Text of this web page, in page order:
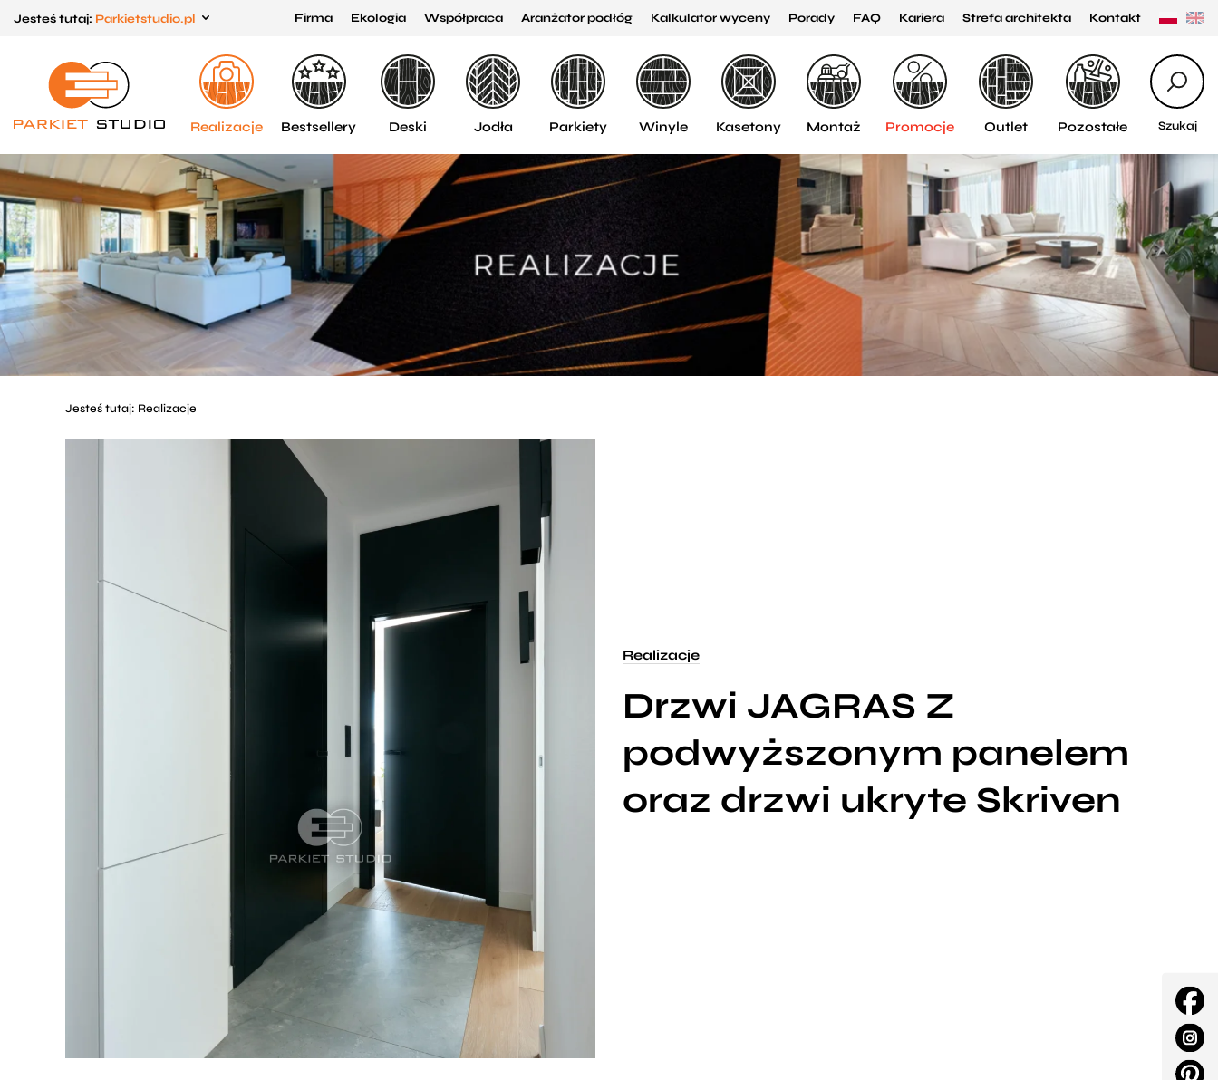
do menu
głównego
do
menu
w
stopce
Jesteś tutaj: Parkietstudio.pl Firma Ekologia Współpraca Aranżator podłóg Kalkulator wyceny Porady FAQ Kariera Strefa architekta Kontakt
Szukaj
Realizacje Bestsellery Deski Jodła Parkiety Winyle Kasetony Montaż Promocje Outlet Pozostałe
Jesteś tutaj: Realizacje
Realizacje
Drzwi JAGRAS Z
podwyższonym panelem
oraz drzwi ukryte Skriven